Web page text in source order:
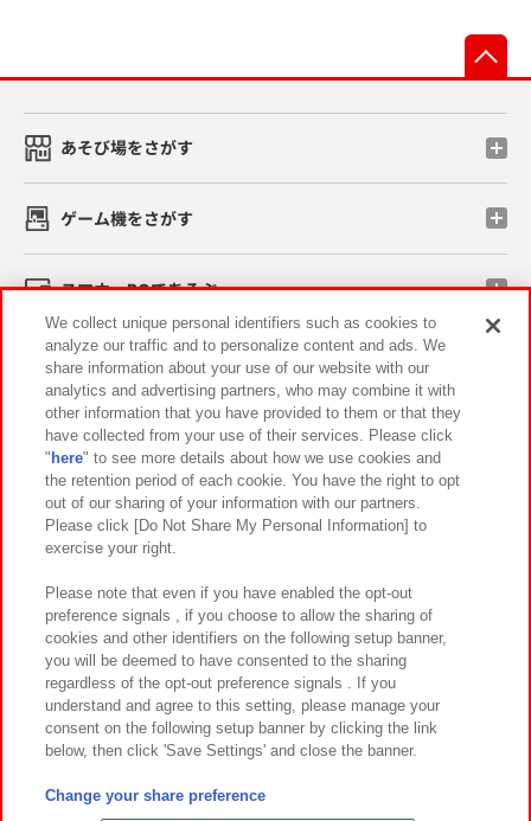
あそび場をさがす
ゲーム機をさがす
スマホ・PCであそぶ
イベント・キャンペーン
関連会社 サステナビリティ サイトポリシー
プライバシーポリシー ウェブアクセシビリティ方針と検証結果
お取引先さまとともに
カスタマーハラスメント対応方針 よくあるご質問・お問い合わせ
©Bandai Namco Amusement Inc.
©Bandai Namco Amusement Lab Inc.
We collect unique personal identifiers such as cookies to
analyze our traffic and to personalize content and ads. We
share information about your use of our website with our
analytics and advertising partners, who may combine it with
other information that you have provided to them or that they
have collected from your use of their services. Please click
" here" to see more details about how we use cookies and
the retention period of each cookie. You have the right to opt
out of our sharing of your information with our partners.
Please click [Do Not Share My Personal Information] to
exercise your right.
Please note that even if you have enabled the opt-out
preference signals , if you choose to allow the sharing of
cookies and other identifiers on the following setup banner,
you will be deemed to have consented to the sharing
regardless of the opt-out preference signals . If you
understand and agree to this setting, please manage your
consent on the following setup banner by clicking the link
below, then click 'Save Settings' and close the banner.
Change your share preference